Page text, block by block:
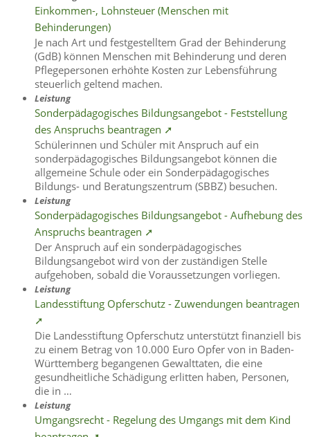
Einkommen-, Lohnsteuer (Menschen mit
Behinderungen)
Je nach Art und festgestelltem Grad der Behinderung
(GdB) können Menschen mit Behinderung und deren
Pflegepersonen erhöhte Kosten zur Lebensführung
steuerlich geltend machen.
Leistung
Sonderpädagogisches Bildungsangebot - Feststellung
des Anspruchs beantragen ➚
Schülerinnen und Schüler mit Anspruch auf ein
sonderpädagogisches Bildungsangebot können die
allgemeine Schule oder ein Sonderpädagogisches
Bildungs- und Beratungszentrum (SBBZ) besuchen.
Leistung
Sonderpädagogisches Bildungsangebot - Aufhebung des
Anspruchs beantragen ➚
Der Anspruch auf ein sonderpädagogisches
Bildungsangebot wird von der zuständigen Stelle
aufgehoben, sobald die Voraussetzungen vorliegen.
Leistung
Landesstiftung Opferschutz - Zuwendungen beantragen
➚
Die Landesstiftung Opferschutz unterstützt finanziell bis
zu einem Betrag von 10.000 Euro Opfer von in Baden-
Württemberg begangenen Gewalttaten, die eine
gesundheitliche Schädigung erlitten haben, Personen,
die in …
Leistung
Umgangsrecht - Regelung des Umgangs mit dem Kind